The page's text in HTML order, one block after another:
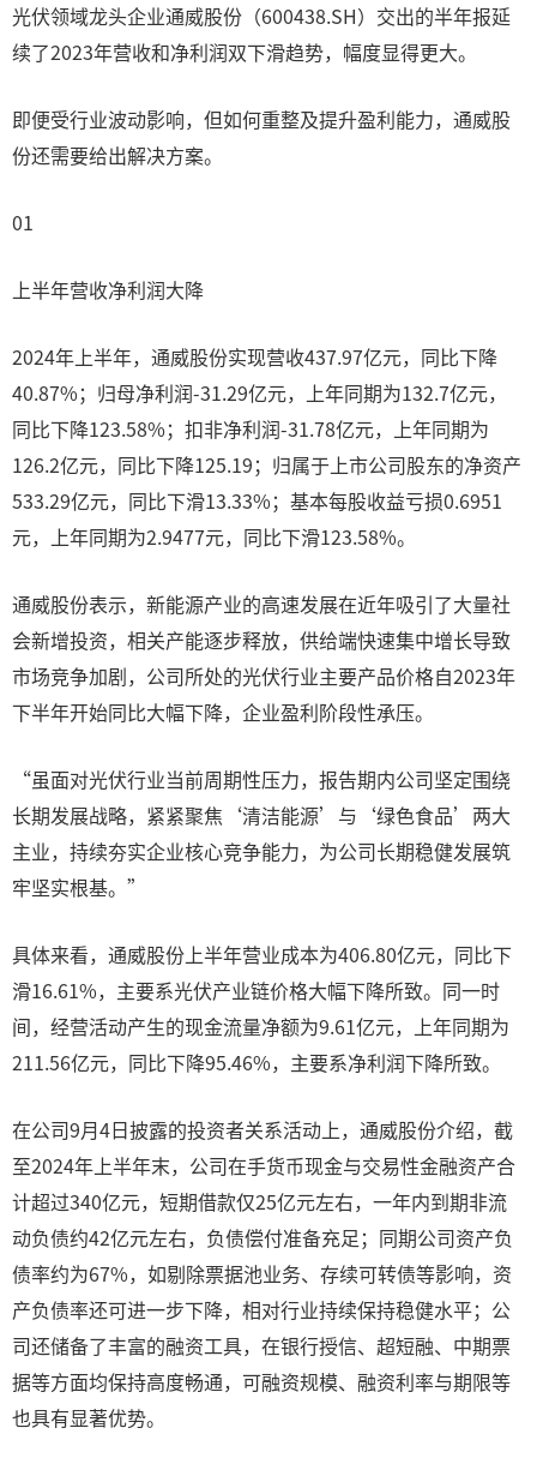
光伏领域龙头企业通威股份（600438.SH）交出的半年报延
续了2023年营收和净利润双下滑趋势，幅度显得更大。
即便受行业波动影响，但如何重整及提升盈利能力，通威股
份还需要给出解决方案。
01
上半年营收净利润大降
2024年上半年，通威股份实现营收437.97亿元，同比下降
40.87%；归母净利润-31.29亿元，上年同期为132.7亿元，
同比下降123.58%；扣非净利润-31.78亿元，上年同期为
126.2亿元，同比下降125.19；归属于上市公司股东的净资产
533.29亿元，同比下滑13.33%；基本每股收益亏损0.6951
元，上年同期为2.9477元，同比下滑123.58%。
通威股份表示，新能源产业的高速发展在近年吸引了大量社
会新增投资，相关产能逐步释放，供给端快速集中增长导致
市场竞争加剧，公司所处的光伏行业主要产品价格自2023年
下半年开始同比大幅下降，企业盈利阶段性承压。
“虽面对光伏行业当前周期性压力，报告期内公司坚定围绕
长期发展战略，紧紧聚焦‘清洁能源’与‘绿色食品’两大
主业，持续夯实企业核心竞争能力，为公司长期稳健发展筑
牢坚实根基。”
具体来看，通威股份上半年营业成本为406.80亿元，同比下
滑16.61%，主要系光伏产业链价格大幅下降所致。同一时
间，经营活动产生的现金流量净额为9.61亿元，上年同期为
211.56亿元，同比下降95.46%，主要系净利润下降所致。
在公司9月4日披露的投资者关系活动上，通威股份介绍，截
至2024年上半年末，公司在手货币现金与交易性金融资产合
计超过340亿元，短期借款仅25亿元左右，一年内到期非流
动负债约42亿元左右，负债偿付准备充足；同期公司资产负
债率约为67%，如剔除票据池业务、存续可转债等影响，资
产负债率还可进一步下降，相对行业持续保持稳健水平；公
司还储备了丰富的融资工具，在银行授信、超短融、中期票
据等方面均保持高度畅通，可融资规模、融资利率与期限等
也具有显著优势。